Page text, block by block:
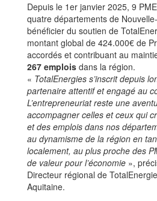
Depuis le 1er janvier 2025, 9
quatre départements de
bénéficier du soutien de
montant global de 424.000€ de
accordés et contribuant au
267 emplois dans la région.
« TotalEnergies s’inscrit depuis
partenaire attentif et engagé au
L’entrepreneuriat reste une
accompagner celles et ceux qui
et des emplois dans nos
au dynamisme de la région en
localement, au plus proche des
de valeur pour l’économie »,
Directeur régional de
Aquitaine.